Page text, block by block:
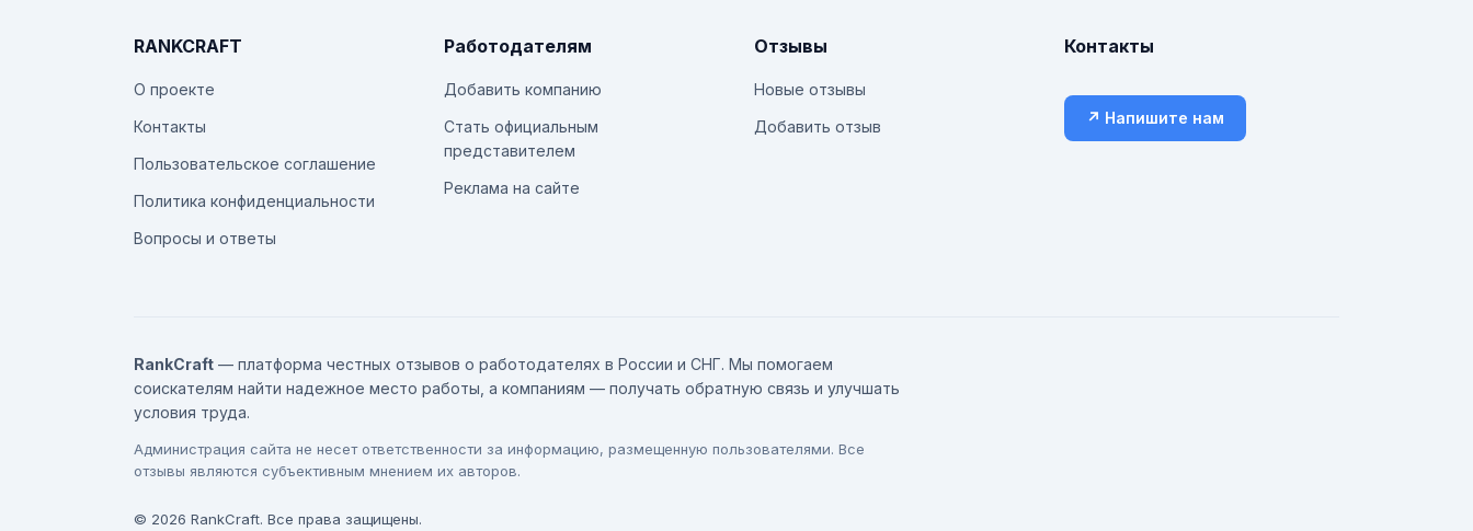
RANKCRAFT
О проекте
Контакты
Пользовательское соглашение
Политика конфиденциальности
Вопросы и ответы
Работодателям
Добавить компанию
Стать официальным
представителем
Реклама на сайте
Отзывы
Новые отзывы
Добавить отзыв
Контакты
↗ Напишите нам
RankCraft — платформа честных отзывов о работодателях в России и СНГ. Мы помогаем
соискателям найти надежное место работы, а компаниям — получать обратную связь и улучшать
условия труда.
Администрация сайта не несет ответственности за информацию, размещенную пользователями. Все
отзывы являются субъективным мнением их авторов.
© 2026 RankCraft. Все права защищены.